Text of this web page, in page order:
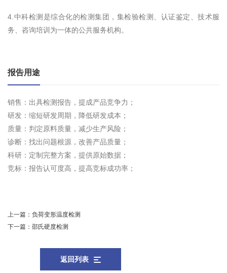
4.中科检测是综合化的检测集团，集检验检测、认证鉴定、技术服
务、咨询培训为一体的公共服务机构。
报告用途
销售：出具检测报告，提成产品竞争力；
研发：缩短研发周期，降低研发成本；
质量：判定原料质量，减少生产风险；
诊断：找出问题根源，改善产品质量；
科研：定制完整方案，提供原始数据；
竞标：报告认可度高，提高竞标成功率；
上一篇： 负荷变形温度检测
下一篇： 邵氏硬度检测
返回列表